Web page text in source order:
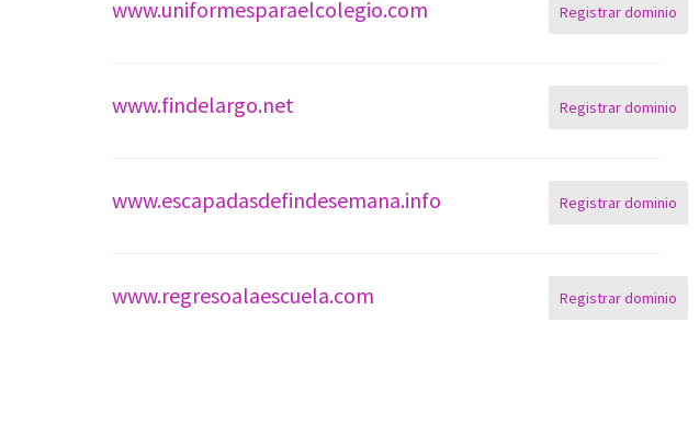
www.uniformesparaelcolegio.com Registrar dominio
www.findelargo.net Registrar dominio
www.escapadasdefindesemana.info Registrar dominio
www.regresoalaescuela.com Registrar dominio